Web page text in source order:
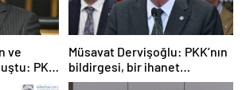
ve
PKK
Müsavat Dervişoğlu: PKK’nın
bildirgesi, bir ihanet
açıklamasıdır